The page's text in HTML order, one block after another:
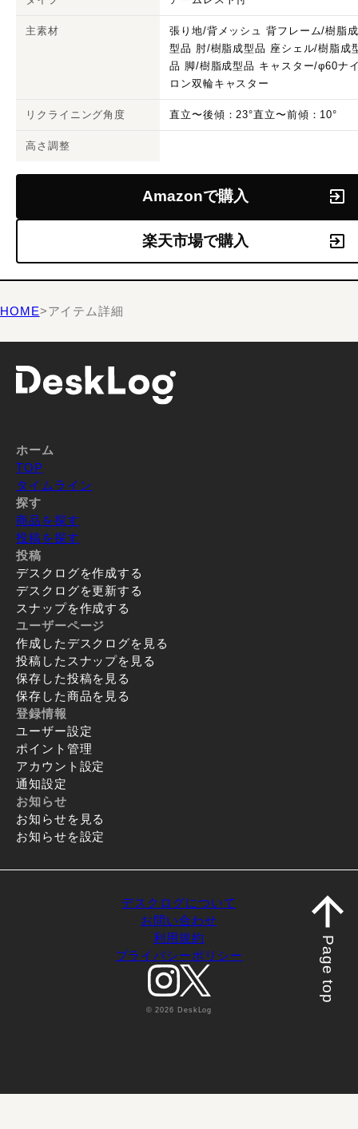
主素材
張り地/背メッシュ 背フレーム/樹脂
型品 肘/樹脂成型品 座シェル/樹脂成
品 脚/樹脂成型品 キャスター/φ60ナ
ロン双輪キャスター
リクライニング角度 直立〜後傾：23°直立〜前傾：10°
高さ調整
Amazonで購入
楽天市場で購入
HOME>アイテム詳細
ホーム
TOP
タイムライン
探す
商品を探す
投稿を探す
投稿
デスクログを作成する
デスクログを更新する
スナップを作成する
ユーザーページ
作成したデスクログを見る
投稿したスナップを見る
保存した投稿を見る
保存した商品を見る
登録情報
ユーザー設定
ポイント管理
アカウント設定
通知設定
お知らせ
お知らせを見る
お知らせを設定
デスクログについて
お問い合わせ
利用規約
プライバシーポリシー
© 2026 DeskLog
Page top